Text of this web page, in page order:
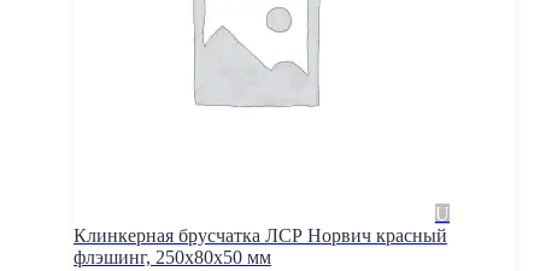
Клинкерная брусчатка ЛСР Норвич красный
флэшинг, 250x80x50 мм